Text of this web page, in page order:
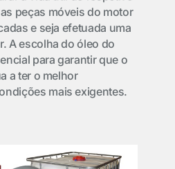
peças móveis do motor
e seja efetuada uma
A escolha do óleo do
para garantir que o
a ter o melhor
mais exigentes.